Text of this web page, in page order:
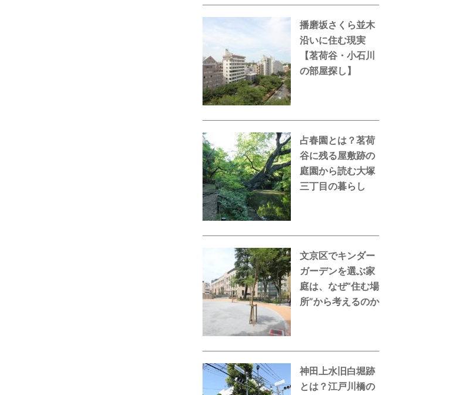
播磨坂さくら並木
沿いに住む現実
【茗荷谷・小石川
の部屋探し】
占春園とは？茗荷
谷に残る屋敷跡の
庭園から読む大塚
三丁目の暮らし
文京区でキンダー
ガーデンを選ぶ家
庭は、なぜ“住む場
所”から考えるのか
神田上水旧白堀跡
とは？江戸川橋の